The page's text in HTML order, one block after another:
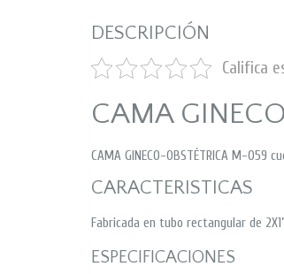
DESCRIPCIÓN
Califica
CAMA
CAMA GINECO-OBSTÉTRICA M-
CARACTERISTICAS
Fabricada en tubo rectangular de
ESPECIFICACIONES